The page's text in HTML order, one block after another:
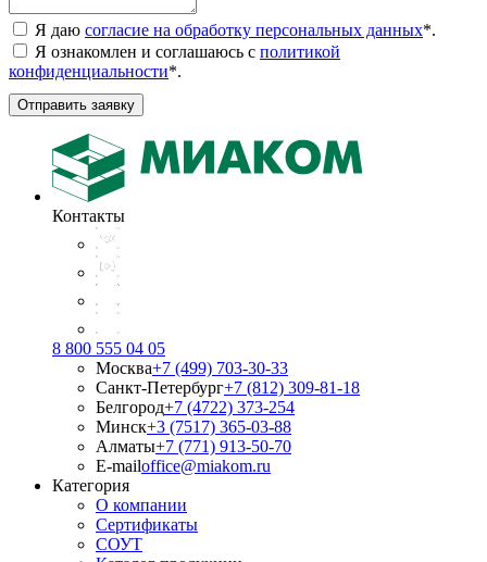
Я даю согласие на обработку персональных данных*.
Я ознакомлен и соглашаюсь с политикой
конфиденциальности*.
Отправить заявку
Контакты
8 800 555 04 05
Москва+7 (499) 703-30-33
Санкт-Петербург+7 (812) 309-81-18
Белгород+7 (4722) 373-254
Минск+3 (7517) 365-03-88
Алматы+7 (771) 913-50-70
E-mailoffice@miakom.ru
Категория
О компании
Сертификаты
СОУТ